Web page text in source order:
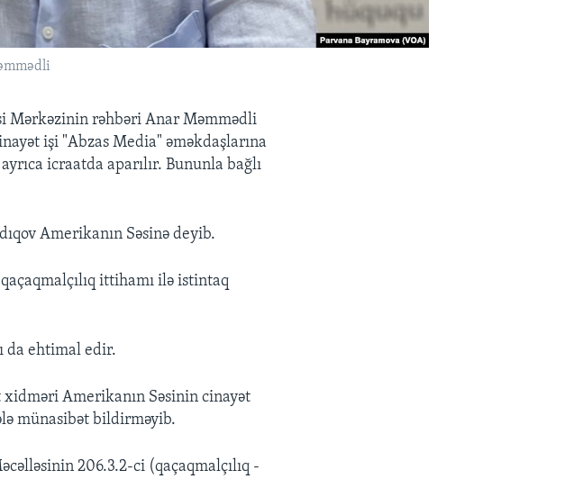
Mərkəzinin rəhbəri Anar Məmmədli
işi "Abzas Media" əməkdaşlarına
icraatda aparılır. Bununla bağlı
Amerikanın Səsinə deyib.
ittihamı ilə istintaq
da ehtimal edir.
Amerikanın Səsinin cinayət
münasibət bildirməyib.
206.3.2-ci (qaçaqmalçılıq -